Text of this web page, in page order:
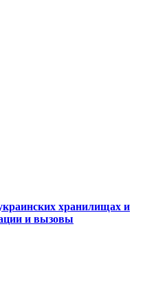
хранилищах и
и вызовы